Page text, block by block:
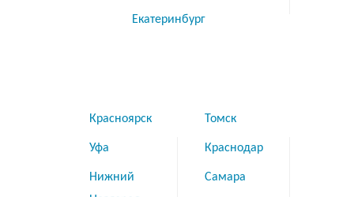
Екатеринбург
Красноярск
Уфа
Нижний
Томск
Краснодар
Самара